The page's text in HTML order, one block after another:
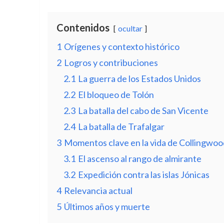
Contenidos ocultar
1 Orígenes y contexto histórico
2 Logros y contribuciones
2.1 La guerra de los Estados Unidos
2.2 El bloqueo de Tolón
2.3 La batalla del cabo de San Vicente
2.4 La batalla de Trafalgar
3 Momentos clave en la vida de
3.1 El ascenso al rango de almirante
3.2 Expedición contra las islas Jónicas
4 Relevancia actual
5 Últimos años y muerte